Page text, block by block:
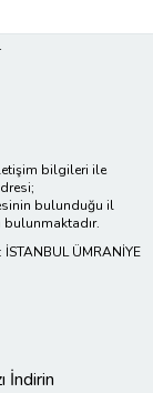
bilgileri ile
bulunduğu il
bulunmaktadır.
İSTANBUL ÜMRANİYE
İndirin